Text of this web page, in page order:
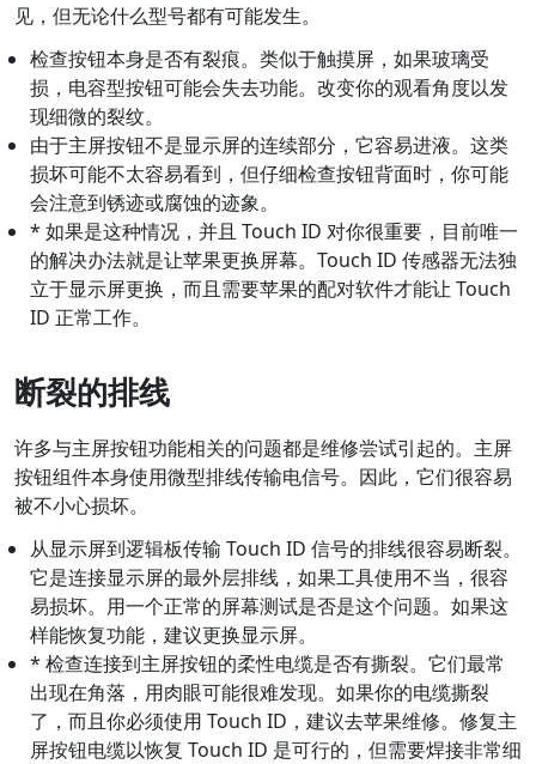
见，但无论什么型号都有可能发生。
检查按钮本身是否有裂痕。类似于触摸屏，如果玻璃受
损，电容型按钮可能会失去功能。改变你的观看角度以发
现细微的裂纹。
由于主屏按钮不是显示屏的连续部分，它容易进液。这类
损坏可能不太容易看到，但仔细检查按钮背面时，你可能
会注意到锈迹或腐蚀的迹象。
* 如果是这种情况，并且 Touch ID 对你很重要，目前唯一
的解决办法就是让苹果更换屏幕。Touch ID 传感器无法独
立于显示屏更换，而且需要苹果的配对软件才能让 Touch
ID 正常工作。
断裂的排线
许多与主屏按钮功能相关的问题都是维修尝试引起的。主屏
按钮组件本身使用微型排线传输电信号。因此，它们很容易
被不小心损坏。
从显示屏到逻辑板传输 Touch ID 信号的排线很容易断裂。
它是连接显示屏的最外层排线，如果工具使用不当，很容
易损坏。用一个正常的屏幕测试是否是这个问题。如果这
样能恢复功能，建议更换显示屏。
* 检查连接到主屏按钮的柔性电缆是否有撕裂。它们最常
出现在角落，用肉眼可能很难发现。如果你的电缆撕裂
了，而且你必须使用 Touch ID，建议去苹果维修。修复主
屏按钮电缆以恢复 Touch ID 是可行的，但需要焊接非常细